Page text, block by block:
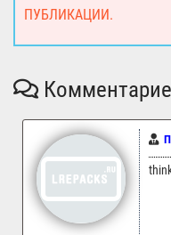
ПУБЛИКАЦИИ.